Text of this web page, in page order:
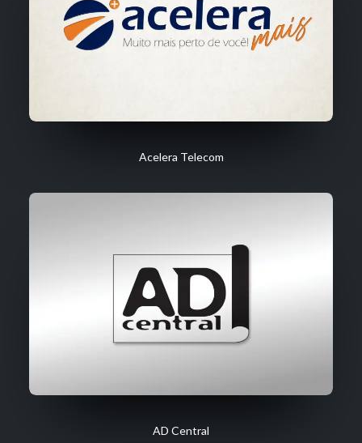
CLÁSSICOS
NOTÍCIAS
Acelera Telecom
AD Central